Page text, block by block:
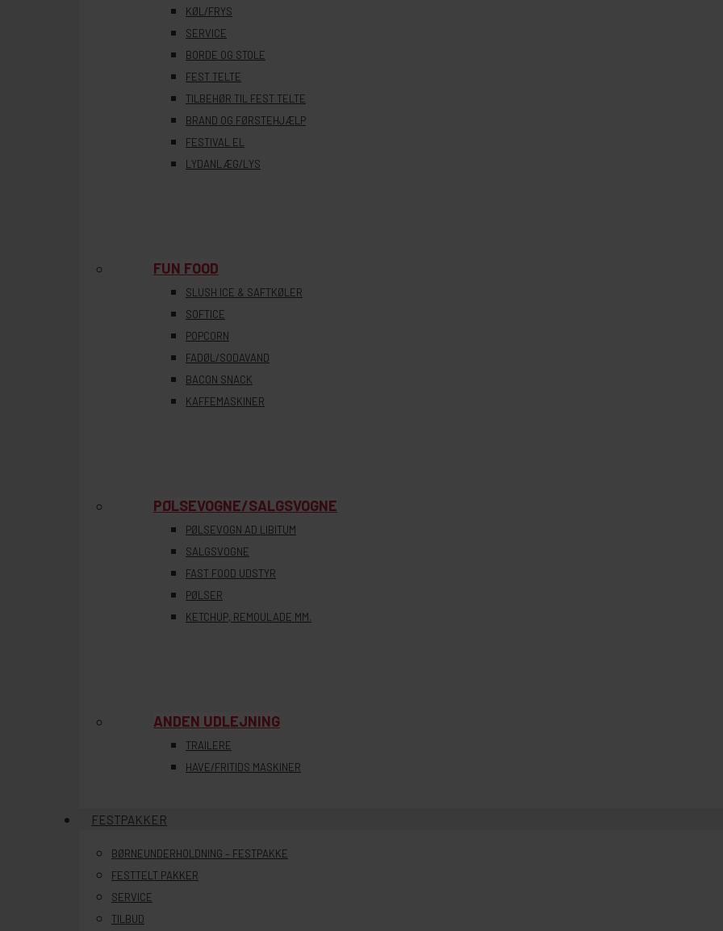
tryk enter for at søge og ESC for at lukke
KØL/FRYS
SERVICE
BORDE OG STOLE
FEST TELTE
TILBEHØR TIL FEST TELTE
BRAND OG FØRSTEHJÆLP
FESTIVAL EL
LYDANLÆG/LYS
FUN FOOD
SLUSH ICE & SAFTKØLER
SOFTICE
POPCORN
FADØL/SODAVAND
BACON SNACK
KAFFEMASKINER
PØLSEVOGNE/SALGSVOGNE
PØLSEVOGN AD LIBITUM
SALGSVOGNE
FAST FOOD UDSTYR
PØLSER
KETCHUP, REMOULADE MM.
ANDEN UDLEJNING
TRAILERE
HAVE/FRITIDS MASKINER
FESTPAKKER
BØRNEUNDERHOLDNING – FESTPAKKE
FESTTELT PAKKER
SERVICE
TILBUD